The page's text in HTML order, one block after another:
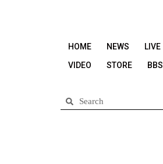
HOME NEWS LIVE
VIDEO
STORE BBS